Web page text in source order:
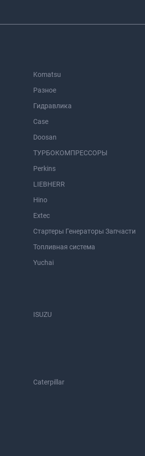
Komatsu
Разное
Гидравлика
Case
Doosan
ТУРБОКОМПРЕССОРЫ
Perkins
LIEBHERR
Hino
Extec
Стартеры Генераторы Запчасти
Топливная система
Yuchai
ISUZU
Caterpillar